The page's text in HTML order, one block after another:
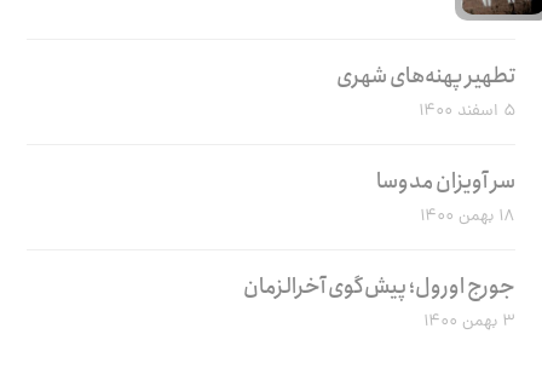
تطهیر پهنه‌های شهری
۵ اسفند ۱۴۰۰
سر آویزان مدوسا
۱۸ بهمن ۱۴۰۰
جورج اورول؛ پیش‌گوی آخرالزمان
۳ بهمن ۱۴۰۰